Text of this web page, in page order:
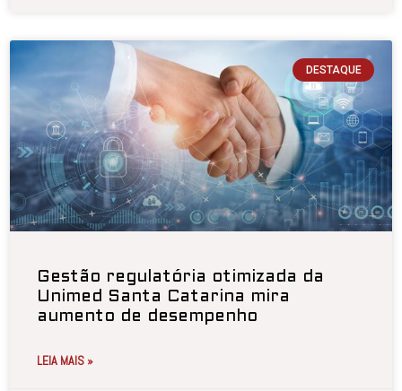
DESTAQUE
Gestão regulatória otimizada da
Unimed Santa Catarina mira
aumento de desempenho
LEIA MAIS »